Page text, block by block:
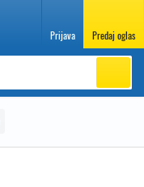
Prijava Predaj oglas